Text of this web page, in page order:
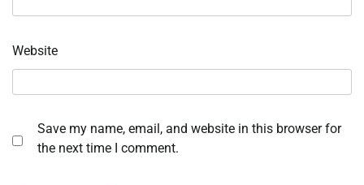
Website
Save my name, email, and website in this browser for
the next time I comment.